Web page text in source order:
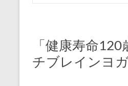
「健康寿命
チブレインヨ